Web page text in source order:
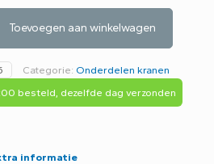
Toevoegen aan winkelwagen
Categorie: Onderdelen kranen
besteld, dezelfde dag verzonden
informatie